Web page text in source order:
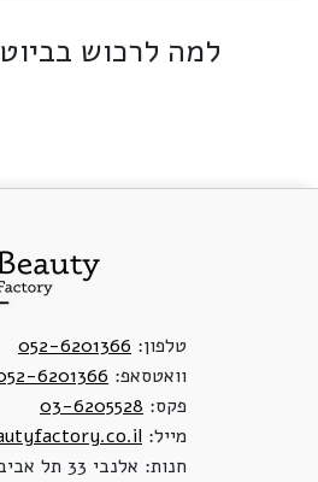
למה לרכוש
טלפון: 052-6201366
וואטסאפ: 6201366
פקס: 03-6205528
מייל:
חנות: אלנבי 33 תל אביב